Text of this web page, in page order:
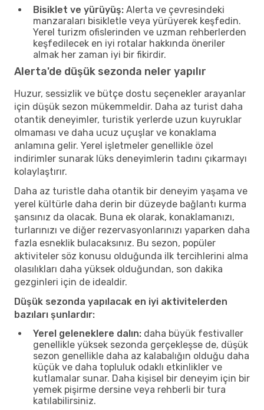
Bisiklet ve yürüyüş: Alerta ve çevresindeki
manzaraları bisikletle veya yürüyerek keşfedin.
Yerel turizm ofislerinden ve uzman rehberlerden
keşfedilecek en iyi rotalar hakkında öneriler
almak her zaman iyi bir fikirdir.
Alerta'de düşük sezonda neler yapılır
Huzur, sessizlik ve bütçe dostu seçenekler arayanlar
için düşük sezon mükemmeldir. Daha az turist daha
otantik deneyimler, turistik yerlerde uzun kuyruklar
olmaması ve daha ucuz uçuşlar ve konaklama
anlamına gelir. Yerel işletmeler genellikle özel
indirimler sunarak lüks deneyimlerin tadını çıkarmayı
kolaylaştırır.
Daha az turistle daha otantik bir deneyim yaşama ve
yerel kültürle daha derin bir düzeyde bağlantı kurma
şansınız da olacak. Buna ek olarak, konaklamanızı,
turlarınızı ve diğer rezervasyonlarınızı yaparken daha
fazla esneklik bulacaksınız. Bu sezon, popüler
aktiviteler söz konusu olduğunda ilk tercihlerini alma
olasılıkları daha yüksek olduğundan, son dakika
gezginleri için de idealdir.
Düşük sezonda yapılacak en iyi aktivitelerden
bazıları şunlardır:
Yerel geleneklere dalın: daha büyük festivaller
genellikle yüksek sezonda gerçekleşse de, düşük
sezon genellikle daha az kalabalığın olduğu daha
küçük ve daha topluluk odaklı etkinlikler ve
kutlamalar sunar. Daha kişisel bir deneyim için bir
yemek pişirme dersine veya rehberli bir tura
katılabilirsiniz.